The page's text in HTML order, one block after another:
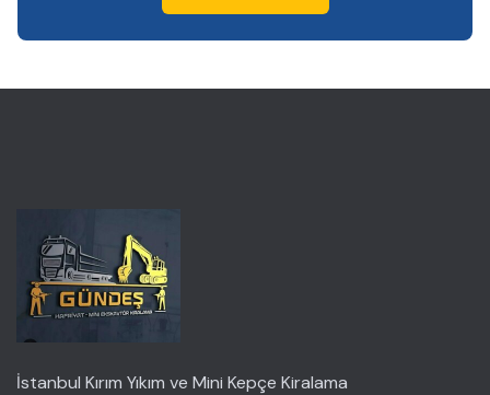
İstanbul Kırım Yıkım ve Mini Kepçe Kiralama